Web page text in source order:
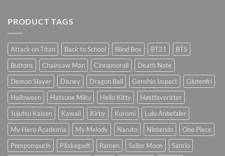
PRODUCT TAGS
Attack on Titan Back to School Blind Box BT21
BTS
Buttons
Chainsaw Man Cinnamoroll
Death Note
Demon Slayer
Disney Dragon Ball Genshin Impact
Glutenfri
Halloween
Hatsune Miku Hello Kitty
Høstfavoritter
Jujutsu Kaisen
Kawaii Kirby Kuromi
Lulu Anbefaler
My Hero Academia
My Melody Naruto Nintendo
One Piece
Pompompurin
Påskegodt Ramen Sailor Moon
Sanrio